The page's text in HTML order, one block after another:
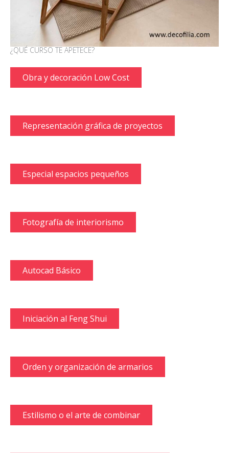
¿QUÉ CURSO TE APETECE?
Obra y decoración Low Cost
Representación gráfica de proyectos
Especial espacios pequeños
Fotografía de interiorismo
Autocad Básico
Iniciación al Feng Shui
Orden y organización de armarios
Estilismo o el arte de combinar